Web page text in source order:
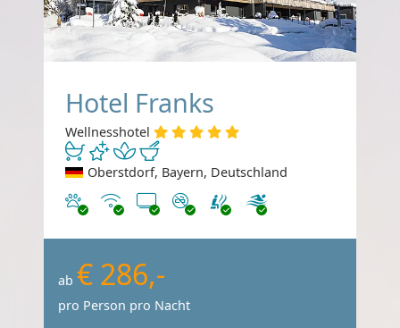
Hotel Franks
Wellnesshotel
Oberstdorf, Bayern, Deutschland
Haustiere erlaubt
InternetTV Nichtraucher
ab € 286,-
pro Person pro Nacht